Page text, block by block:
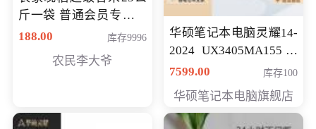
斤一袋 普通会员专享价
格178元
188.00 库存9996
农民李大爷
华硕笔记本电脑灵耀14-
2024 UX3405MA155冰
川银 oled 智慧轻薄本 会
7599.00 库存100
华硕笔记本电脑旗舰店